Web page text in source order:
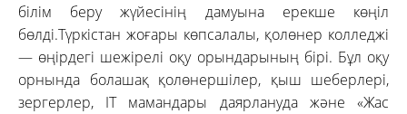
білім беру жүйесінің дамуына ерекше көңіл
бөлді.Түркістан жоғары көпсалалы, қолөнер колледжі
— өңірдегі шежірелі оқу орындарының бірі. Бұл оқу
орнында болашақ қолөнершілер, қыш шеберлері,
зергерлер, IT мамандары даярлануда және «Жас